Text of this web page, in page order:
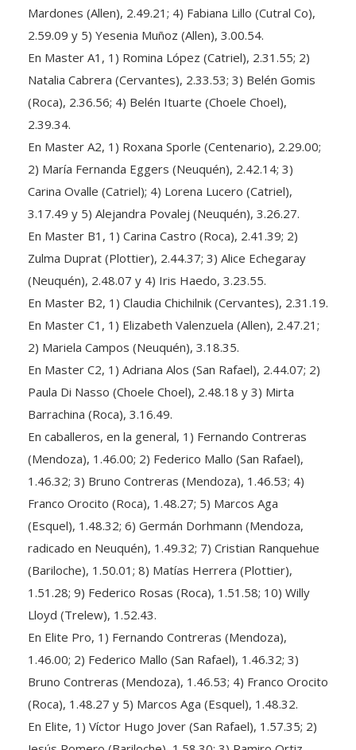
Mardones (Allen), 2.49.21; 4) Fabiana Lillo (Cutral Co),
2.59.09 y 5) Yesenia Muñoz (Allen), 3.00.54.
En Master A1, 1) Romina López (Catriel), 2.31.55; 2)
Natalia Cabrera (Cervantes), 2.33.53; 3) Belén Gomis
(Roca), 2.36.56; 4) Belén Ituarte (Choele Choel),
2.39.34.
En Master A2, 1) Roxana Sporle (Centenario), 2.29.00;
2) María Fernanda Eggers (Neuquén), 2.42.14; 3)
Carina Ovalle (Catriel); 4) Lorena Lucero (Catriel),
3.17.49 y 5) Alejandra Povalej (Neuquén), 3.26.27.
En Master B1, 1) Carina Castro (Roca), 2.41.39; 2)
Zulma Duprat (Plottier), 2.44.37; 3) Alice Echegaray
(Neuquén), 2.48.07 y 4) Iris Haedo, 3.23.55.
En Master B2, 1) Claudia Chichilnik (Cervantes), 2.31.19.
En Master C1, 1) Elizabeth Valenzuela (Allen), 2.47.21;
2) Mariela Campos (Neuquén), 3.18.35.
En Master C2, 1) Adriana Alos (San Rafael), 2.44.07; 2)
Paula Di Nasso (Choele Choel), 2.48.18 y 3) Mirta
Barrachina (Roca), 3.16.49.
En caballeros, en la general, 1) Fernando Contreras
(Mendoza), 1.46.00; 2) Federico Mallo (San Rafael),
1.46.32; 3) Bruno Contreras (Mendoza), 1.46.53; 4)
Franco Orocito (Roca), 1.48.27; 5) Marcos Aga
(Esquel), 1.48.32; 6) Germán Dorhmann (Mendoza,
radicado en Neuquén), 1.49.32; 7) Cristian Ranquehue
(Bariloche), 1.50.01; 8) Matías Herrera (Plottier),
1.51.28; 9) Federico Rosas (Roca), 1.51.58; 10) Willy
Lloyd (Trelew), 1.52.43.
En Elite Pro, 1) Fernando Contreras (Mendoza),
1.46.00; 2) Federico Mallo (San Rafael), 1.46.32; 3)
Bruno Contreras (Mendoza), 1.46.53; 4) Franco Orocito
(Roca), 1.48.27 y 5) Marcos Aga (Esquel), 1.48.32.
En Elite, 1) Víctor Hugo Jover (San Rafael), 1.57.35; 2)